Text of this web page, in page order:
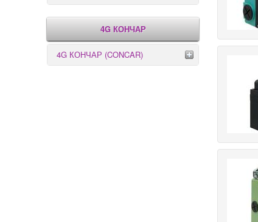
4G КОНЧАР
4G КОНЧАР (CONCAR)